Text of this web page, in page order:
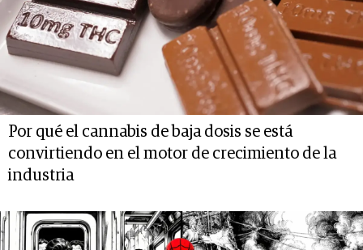
Por qué el cannabis de baja dosis se está
convirtiendo en el motor de crecimiento de la
industria